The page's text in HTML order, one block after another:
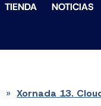
TIENDA NOTICIAS
» Xornada 13.